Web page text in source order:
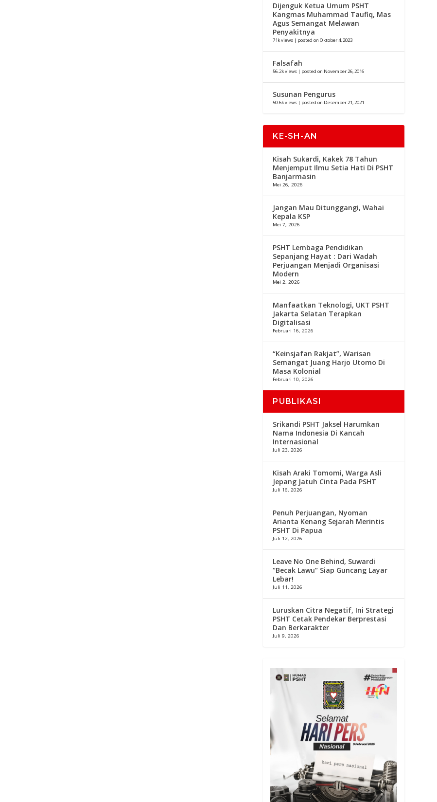
Dijenguk Ketua Umum PSHT
Kangmas Muhammad Taufiq, Mas
Agus Semangat Melawan
Penyakitnya
71k views | posted on Oktober 4, 2023
Falsafah
56.2k views | posted on November 26, 2016
Susunan Pengurus
50.6k views | posted on Desember 21, 2021
KE-SH-AN
Kisah Sukardi, Kakek 78 Tahun
Menjemput Ilmu Setia Hati Di PSHT
Banjarmasin
Mei 26, 2026
Jangan Mau Ditunggangi, Wahai
Kepala KSP
Mei 7, 2026
PSHT Lembaga Pendidikan
Sepanjang Hayat : Dari Wadah
Perjuangan Menjadi Organisasi
Modern
Mei 2, 2026
Manfaatkan Teknologi, UKT PSHT
Jakarta Selatan Terapkan
Digitalisasi
Februari 16, 2026
“Keinsjafan Rakjat”, Warisan
Semangat Juang Harjo Utomo Di
Masa Kolonial
Februari 10, 2026
PUBLIKASI
Srikandi PSHT Jaksel Harumkan
Nama Indonesia Di Kancah
Internasional
Juli 23, 2026
Kisah Araki Tomomi, Warga Asli
Jepang Jatuh Cinta Pada PSHT
Juli 16, 2026
Penuh Perjuangan, Nyoman
Arianta Kenang Sejarah Merintis
PSHT Di Papua
Juli 12, 2026
Leave No One Behind, Suwardi
“Becak Lawu” Siap Guncang Layar
Lebar!
Juli 11, 2026
Luruskan Citra Negatif, Ini Strategi
PSHT Cetak Pendekar Berprestasi
Dan Berkarakter
Juli 9, 2026